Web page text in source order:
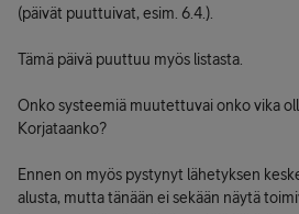
(päivät puuttuivat, esim. 6.4.).
Tämä päivä puuttuu myös listasta.
Onko systeemiä muutettuvai onko vika
Korjataanko?
Ennen on myös pystynyt lähetyksen
alusta, mutta tänään ei sekään näytä